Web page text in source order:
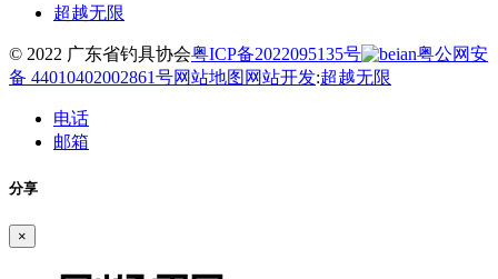
超越无限
© 2022 广东省钓具协会粤ICP备2022095135号
粤公网安
备 44010402002861号网站地图 网站开发:超越无限
电话
邮箱
分享
×